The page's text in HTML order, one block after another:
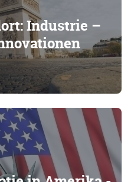
Industrie –